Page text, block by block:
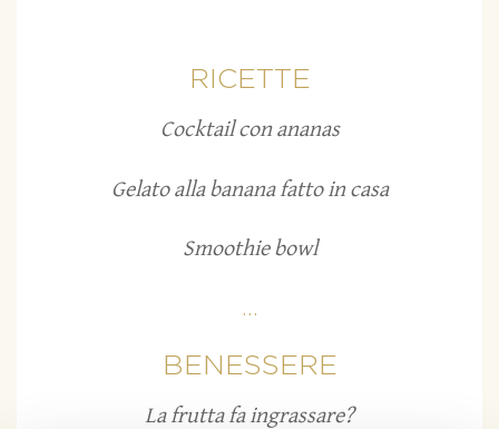
RICETTE
Cocktail con ananas
Gelato alla banana fatto in casa
Smoothie bowl
...
BENESSERE
La frutta fa ingrassare?